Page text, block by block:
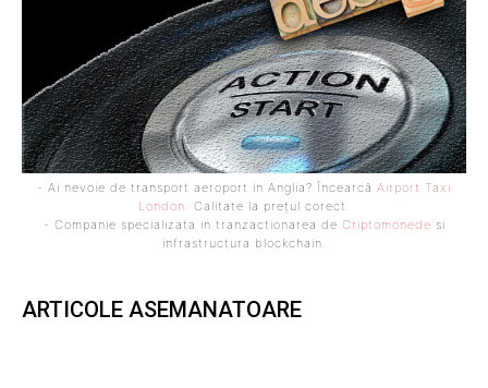
- Ai nevoie de transport aeroport in Anglia? Încearcă Airport Taxi
London . Calitate la prețul corect.
- Companie specializata in tranzactionarea de Criptomonede si
infrastructura blockchain.
ARTICOLE ASEMANATOARE